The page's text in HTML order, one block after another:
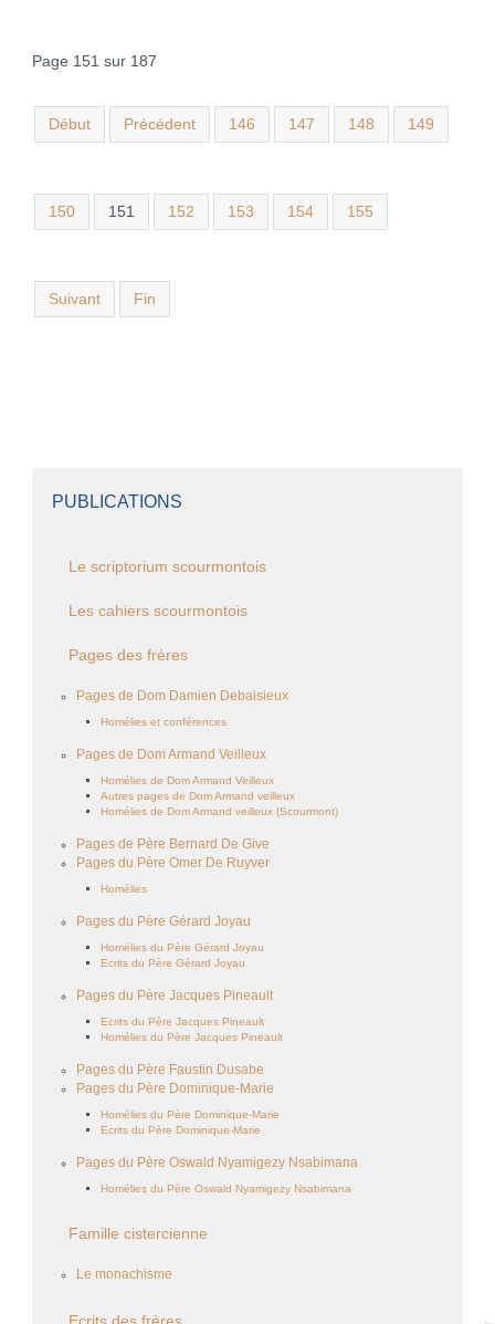
Page 151 sur 187
Début Précédent 146 147 148 149
150 151 152 153 154 155
Suivant Fin
PUBLICATIONS
Le scriptorium scourmontois
Les cahiers scourmontois
Pages des frères
Pages de Dom Damien Debaisieux
Homélies et conférences
Pages de Dom Armand Veilleux
Homélies de Dom Armand Veilleux
Autres pages de Dom Armand veilleux
Homélies de Dom Armand veilleux (Scourmont)
Pages de Père Bernard De Give
Pages du Père Omer De Ruyver
Homélies
Pages du Père Gérard Joyau
Homélies du Père Gérard Joyau
Ecrits du Père Gérard Joyau
Pages du Père Jacques Pineault
Ecrits du Père Jacques Pineault
Homélies du Père Jacques Pineault
Pages du Père Faustin Dusabe
Pages du Père Dominique-Marie
Homélies du Père Dominique-Marie
Ecrits du Père Dominique-Marie
Pages du Père Oswald Nyamigezy Nsabimana
Homélies du Père Oswald Nyamigezy Nsabimana
Famille cistercienne
Le monachisme